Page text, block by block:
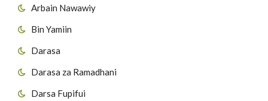
Arbain Nawawiy
Bin Yamiin
Darasa
Darasa za Ramadhani
Darsa Fupifui